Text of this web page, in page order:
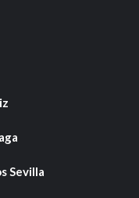
Sevilla